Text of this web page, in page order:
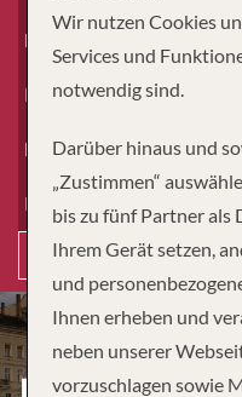
Erwachsene
Kinder
Dauer
Reiseart
Wir nutzen Cookies
Services und
notwendig sind.
Darüber hinaus und
„Zustimmen“
bis zu fünf Partner
Ihrem Gerät setzen,
und
Ihnen erheben und
neben unserer
vorzuschlagen sowie